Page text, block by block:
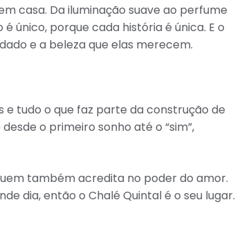
casa. Da iluminação suave ao perfume
único, porque cada história é única. E o
e a beleza que elas merecem.
tudo o que faz parte da construção de
o primeiro sonho até o “sim”,
também acredita no poder do amor.
dia, então o Chalé Quintal é o seu lugar.